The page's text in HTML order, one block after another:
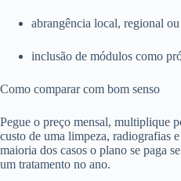
abrangência local, regional
inclusão de módulos como
Como comparar com bom senso
Pegue o preço mensal, multiplique
custo de uma limpeza, radiografias
maioria dos casos o plano se paga
um tratamento no ano.